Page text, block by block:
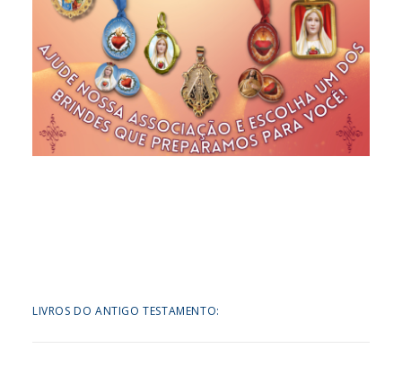
LIVROS DO ANTIGO TESTAMENTO: